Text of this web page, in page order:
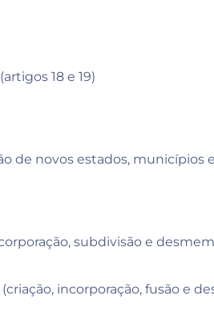
18 e 19)
de novos estados,
subdivisão e
incorporação, fusão e